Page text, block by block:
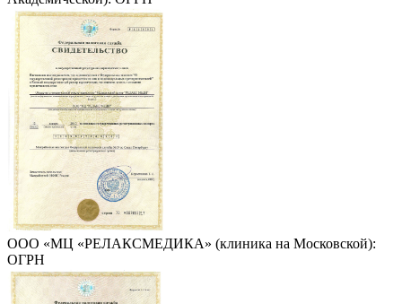
ООО «МЦ «РЕЛАКСМЕДИКА» (клиника на Московской):
ОГРН